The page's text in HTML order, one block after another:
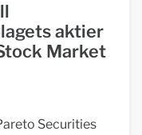
aktier
Market
Securities